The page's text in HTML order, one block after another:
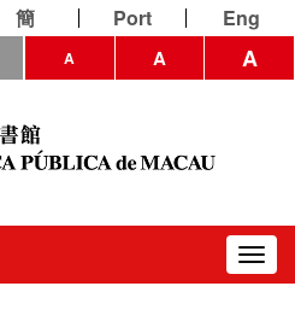
簡 Port Eng
A A A